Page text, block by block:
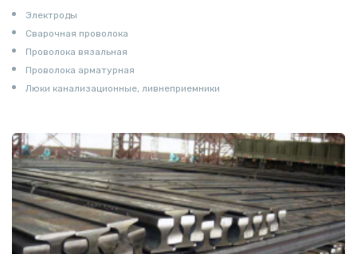
Электроды
Сварочная проволока
Проволока вязальная
Проволока арматурная
Люки канализационные, ливнеприемники